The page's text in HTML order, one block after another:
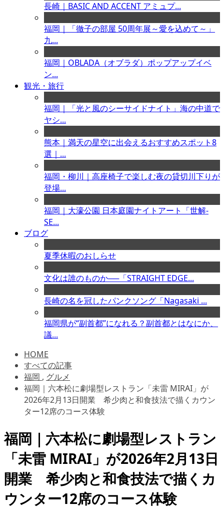
長崎｜BASIC AND ACCENT アミュプ...
福岡｜「徹子の部屋 50周年展～愛を込めて～」
九...
福岡｜OBLADA（オブラダ）ポップアップイベ
ン...
観光・旅行
福岡｜「光と風のシーサイドナイト」海の中道で
ヤシ...
熊本｜満天の星空に出会えるおすすめスポット8
選｜...
福岡・柳川｜高座椅子で楽しむ夜の貸切川下りが
登場...
福岡｜大濠公園 日本庭園ナイトアート「世解-
SE...
ブログ
夏季休暇のおしらせ
文化は誰のものか──「STRAIGHT EDGE...
長崎の名を冠したパンクソング「Nagasaki ...
福岡県が“副首都”になれる？副首都とはなにか、
議...
HOME
すべての記事
福岡 , グルメ
福岡｜六本松に劇場型レストラン「未雷 MIRAI」が
2026年2月13日開業 希少肉と和食技法で描くカウン
ター12席のコース体験
福岡｜六本松に劇場型レストラン
「未雷 MIRAI」が2026年2月13日
開業 希少肉と和食技法で描くカ
ウンター12席のコース体験